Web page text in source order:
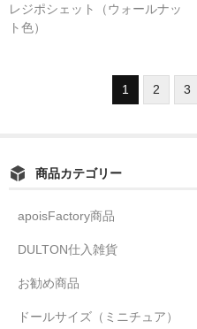
レジポシェット（ウォールナッ
ト色）
1 2 3
商品カテゴリー
apoisFactory商品
DULTON仕入雑貨
お勧め商品
ドールサイズ（ミニチュア）